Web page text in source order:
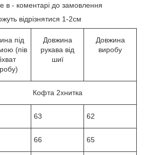
в - коментарі до замовлення
відрізнятися 1-2см
під
(пів
Довжина
рукава від
шиї
Довжина
виробу
Кофта 2хнитка
63 62
66 65